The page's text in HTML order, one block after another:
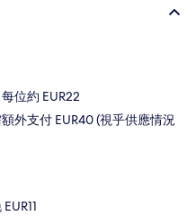
位約 EUR22
額外支付 EUR40 (視乎供應情況